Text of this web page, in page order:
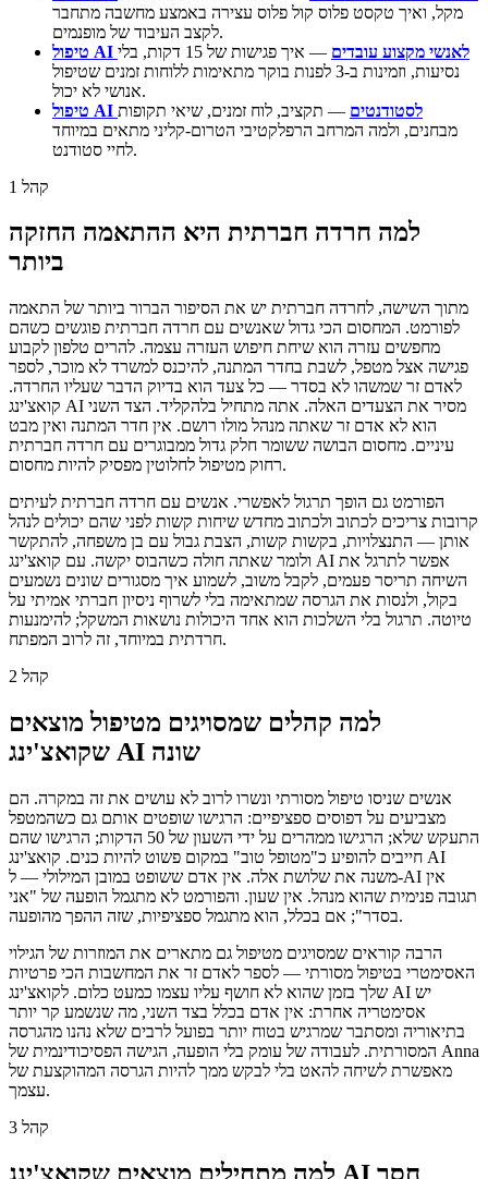
מקל, ואיך טקסט פלוס קול פלוס עצירה באמצע מחשבה מתחבר
לקצב העיבוד של מופנמים.
טיפול AI לאנשי מקצוע עובדים
— איך פגישות של 15 דקות, בלי
נסיעות, וזמינות ב-3 לפנות בוקר מתאימות ללוחות זמנים שטיפול
אנושי לא יכול.
טיפול AI לסטודנטים — תקציב, לוח זמנים, שיאי תקופות
מבחנים, ולמה המרחב הרפלקטיבי הטרום-קליני מתאים במיוחד
לחיי סטודנט.
קהל 1
למה חרדה חברתית היא ההתאמה החזקה
ביותר
מתוך השישה, לחרדה חברתית יש את הסיפור הברור ביותר של התאמה
לפורמט. המחסום הכי גדול שאנשים עם חרדה חברתית פוגשים כשהם
מחפשים עזרה הוא שיחת חיפוש העזרה עצמה. להרים טלפון לקבוע
פגישה אצל מטפל, לשבת בחדר המתנה, להיכנס למשרד לא מוכר, לספר
לאדם זר שמשהו לא בסדר — כל צעד הוא בדיוק הדבר שעליו החרדה.
קואצ'ינג AI מסיר את הצעדים האלה. אתה מתחיל בלהקליד. הצד השני
הוא לא אדם זר שאתה מנהל מולו רושם. אין חדר המתנה ואין מבט
עיניים. מחסום הבושה ששומר חלק גדול ממבוגרים עם חרדה חברתית
רחוק מטיפול לחלוטין מפסיק להיות מחסום.
הפורמט גם הופך תרגול לאפשרי. אנשים עם חרדה חברתית לעיתים
קרובות צריכים לכתוב ולכתוב מחדש שיחות קשות לפני שהם יכולים לנהל
אותן — התנצלויות, בקשות קשות, הצבת גבול עם בן משפחה, להתקשר
ולומר שאתה חולה כשהבוס יקשה. עם קואצ'ינג AI אפשר לתרגל את
השיחה תריסר פעמים, לקבל משוב, לשמוע איך מסגורים שונים נשמעים
בקול, ולנסות את הגרסה שמתאימה בלי לשרוף ניסיון חברתי אמיתי על
טיוטה. תרגול בלי השלכות הוא אחד היכולות נושאות המשקל; להימנעות
חרדתית במיוחד, זה לרוב המפתח.
קהל 2
למה קהלים שמסויגים מטיפול מוצאים
שקואצ'ינג AI שונה
אנשים שניסו טיפול מסורתי ונשרו לרוב לא עושים את זה במקרה. הם
מצביעים על דפוסים ספציפיים: הרגישו שופטים אותם גם כשהמטפל
התעקש שלא; הרגישו ממהרים על ידי השעון של 50 הדקות; הרגישו שהם
חייבים להופיע כ"מטופל טוב" במקום פשוט להיות כנים. קואצ'ינג AI
משנה את שלושת אלה. אין אדם ששופט במובן המילולי — ל-AI אין
תגובה פנימית שהוא מנהל. אין שעון. והפורמט לא מתגמל הופעה של "אני
בסדר"; אם בכלל, הוא מתגמל ספציפיות, שזה ההפך מהופעה.
הרבה קוראים שמסויגים מטיפול גם מתארים את המוזרות של הגילוי
האסימטרי בטיפול מסורתי — לספר לאדם זר את המחשבות הכי פרטיות
שלך בזמן שהוא לא חושף עליו עצמו כמעט כלום. לקואצ'ינג AI יש
אסימטריה אחרת: אין אדם בכלל בצד השני, מה שנשמע קר יותר
בתיאוריה ומסתבר שמרגיש בטוח יותר בפועל לרבים שלא נהנו מהגרסה
המסורתית. לעבודה של עומק בלי הופעה, הגישה הפסיכודינמית של Anna
מאפשרת לשיחה להאט בלי לבקש ממך להיות הגרסה המהוקצעת של
עצמך.
קהל 3